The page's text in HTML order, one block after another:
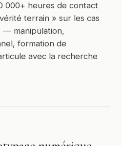
000+ heures de contact
terrain » sur les cas
— manipulation,
formation de
avec la recherche